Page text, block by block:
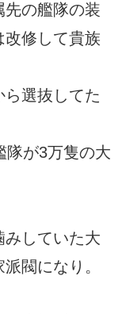
の艦隊の装
修して貴族
ら選抜してた
隊が3万隻の大
していた大
閥になり。